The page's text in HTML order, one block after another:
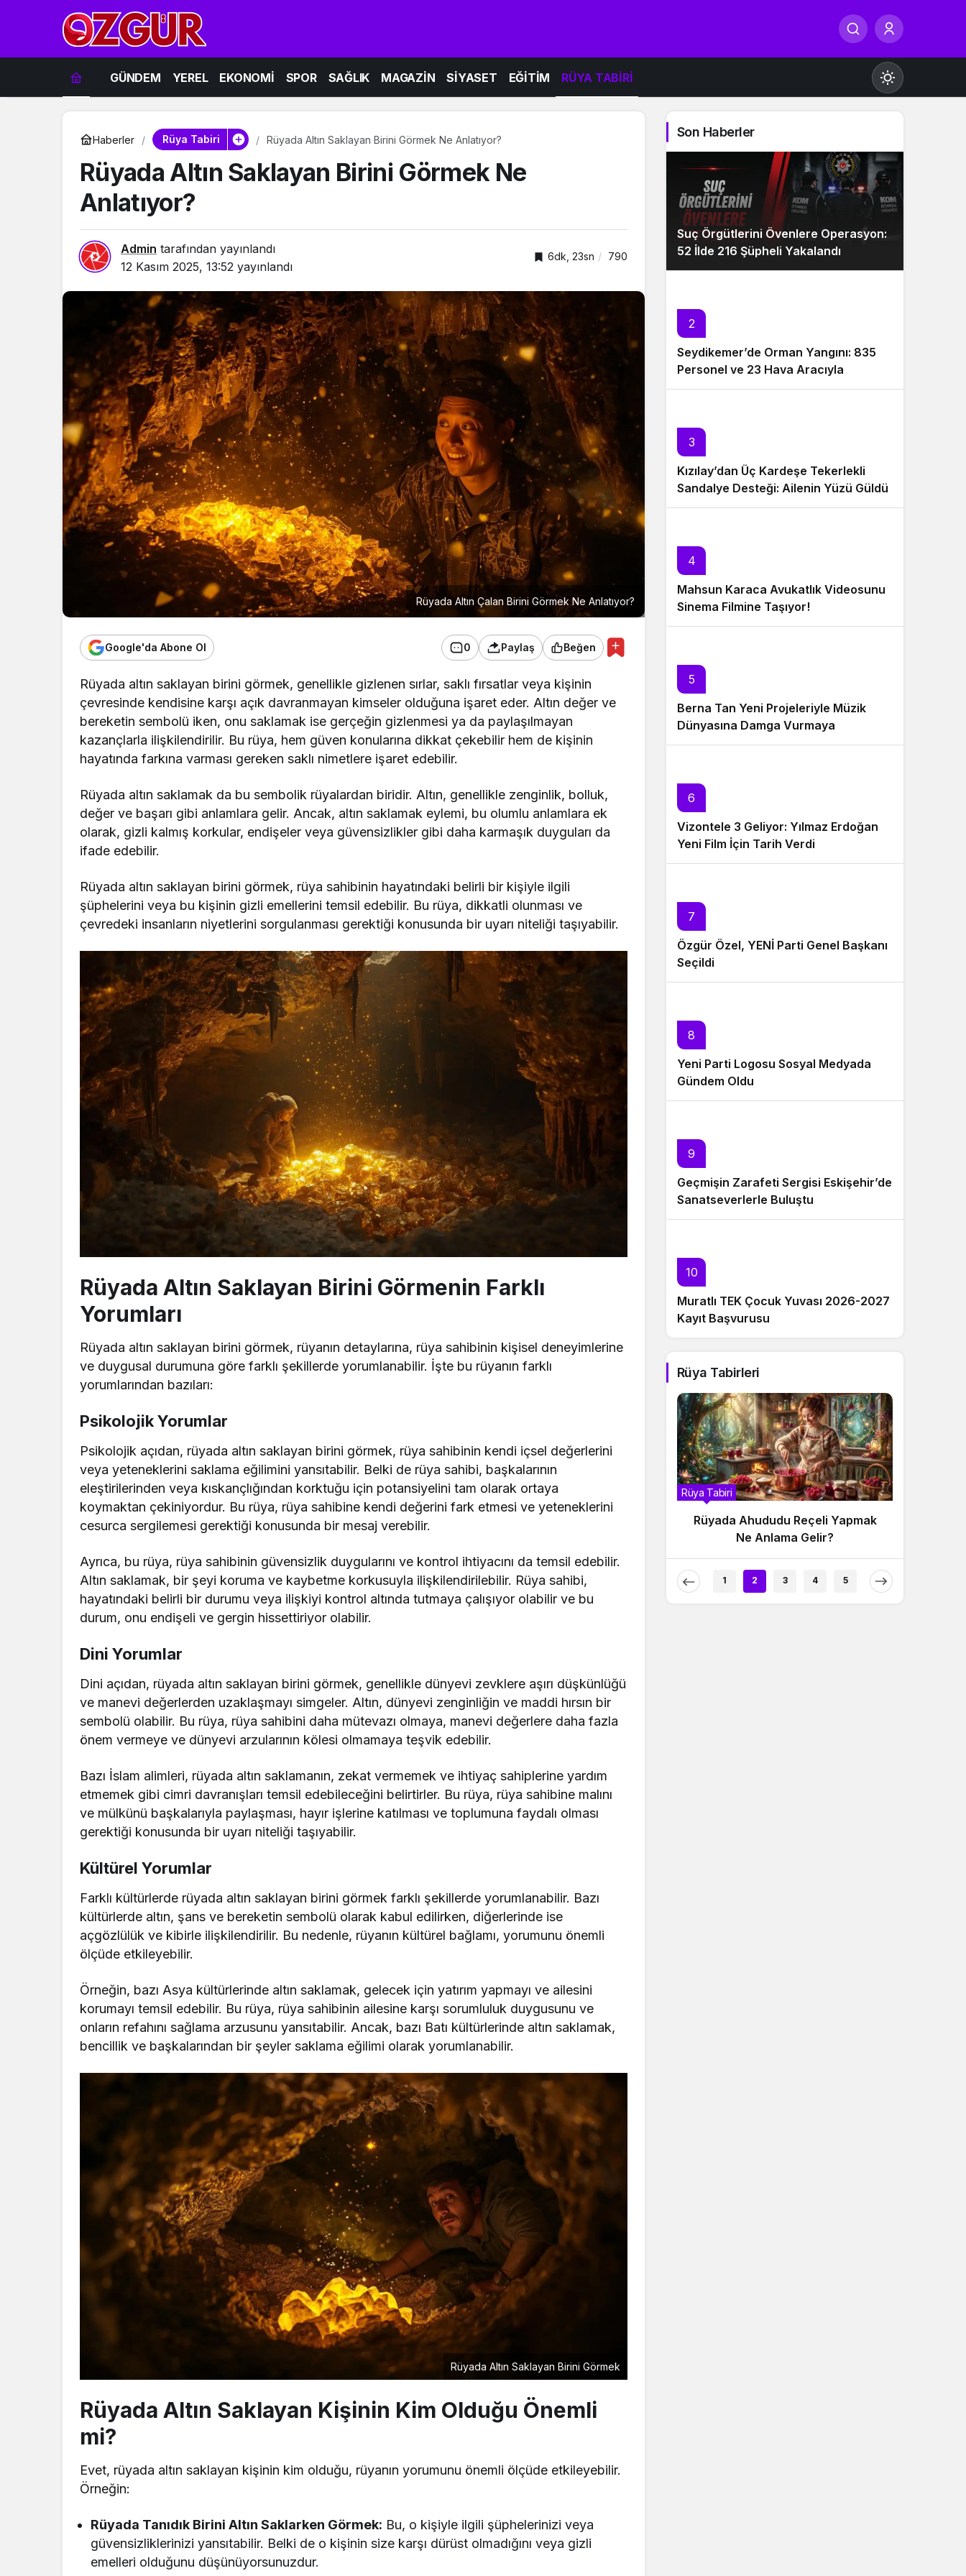
GÜNDEM YEREL EKONOMİ SPOR SAĞLIK MAGAZİN SİYASET EĞİTİM RÜYA TABİRİ
Gündüz Modu
Gündüz modunu seçin.
Gece Modu
Haberler Rüya Tabiri Rüyada Altın Saklayan Birini Görmek Ne Anlatıyor?
Rüyada Altın Saklayan Birini Görmek Ne
Anlatıyor?
Admin tarafından yayınlandı
12 Kasım 2025, 13:52 yayınlandı
6dk, 23sn 790
Rüyada Altın Çalan Birini Görmek Ne Anlatıyor?
Google'da Abone Ol 0 Paylaş Beğen
Rüyada altın saklayan birini görmek, genellikle gizlenen sırlar, saklı fırsatlar veya kişinin
çevresinde kendisine karşı açık davranmayan kimseler olduğuna işaret eder. Altın değer ve
bereketin sembolü iken, onu saklamak ise gerçeğin gizlenmesi ya da paylaşılmayan
kazançlarla ilişkilendirilir. Bu rüya, hem güven konularına dikkat çekebilir hem de kişinin
hayatında farkına varması gereken saklı nimetlere işaret edebilir.
Rüyada altın saklamak da bu sembolik rüyalardan biridir. Altın, genellikle zenginlik, bolluk,
değer ve başarı gibi anlamlara gelir. Ancak, altın saklamak eylemi, bu olumlu anlamlara ek
olarak, gizli kalmış korkular, endişeler veya güvensizlikler gibi daha karmaşık duyguları da
ifade edebilir.
Rüyada altın saklayan birini görmek, rüya sahibinin hayatındaki belirli bir kişiyle ilgili
şüphelerini veya bu kişinin gizli emellerini temsil edebilir. Bu rüya, dikkatli olunması ve
çevredeki insanların niyetlerini sorgulanması gerektiği konusunda bir uyarı niteliği taşıyabilir.
Rüyada Altın Saklayan Birini Görmenin Farklı
Yorumları
Rüyada altın saklayan birini görmek, rüyanın detaylarına, rüya sahibinin kişisel deneyimlerine
ve duygusal durumuna göre farklı şekillerde yorumlanabilir. İşte bu rüyanın farklı
yorumlarından bazıları:
Psikolojik Yorumlar
Psikolojik açıdan, rüyada altın saklayan birini görmek, rüya sahibinin kendi içsel değerlerini
veya yeteneklerini saklama eğilimini yansıtabilir. Belki de rüya sahibi, başkalarının
eleştirilerinden veya kıskançlığından korktuğu için potansiyelini tam olarak ortaya
koymaktan çekiniyordur. Bu rüya, rüya sahibine kendi değerini fark etmesi ve yeteneklerini
cesurca sergilemesi gerektiği konusunda bir mesaj verebilir.
Ayrıca, bu rüya, rüya sahibinin güvensizlik duygularını ve kontrol ihtiyacını da temsil edebilir.
Altın saklamak, bir şeyi koruma ve kaybetme korkusuyla ilişkilendirilebilir. Rüya sahibi,
hayatındaki belirli bir durumu veya ilişkiyi kontrol altında tutmaya çalışıyor olabilir ve bu
durum, onu endişeli ve gergin hissettiriyor olabilir.
Dini Yorumlar
Dini açıdan, rüyada altın saklayan birini görmek, genellikle dünyevi zevklere aşırı düşkünlüğü
ve manevi değerlerden uzaklaşmayı simgeler. Altın, dünyevi zenginliğin ve maddi hırsın bir
sembolü olabilir. Bu rüya, rüya sahibini daha mütevazı olmaya, manevi değerlere daha fazla
önem vermeye ve dünyevi arzularının kölesi olmamaya teşvik edebilir.
Bazı İslam alimleri, rüyada altın saklamanın, zekat vermemek ve ihtiyaç sahiplerine yardım
etmemek gibi cimri davranışları temsil edebileceğini belirtirler. Bu rüya, rüya sahibine malını
ve mülkünü başkalarıyla paylaşması, hayır işlerine katılması ve toplumuna faydalı olması
gerektiği konusunda bir uyarı niteliği taşıyabilir.
Kültürel Yorumlar
Farklı kültürlerde rüyada altın saklayan birini görmek farklı şekillerde yorumlanabilir. Bazı
kültürlerde altın, şans ve bereketin sembolü olarak kabul edilirken, diğerlerinde ise
açgözlülük ve kibirle ilişkilendirilir. Bu nedenle, rüyanın kültürel bağlamı, yorumunu önemli
ölçüde etkileyebilir.
Örneğin, bazı Asya kültürlerinde altın saklamak, gelecek için yatırım yapmayı ve ailesini
korumayı temsil edebilir. Bu rüya, rüya sahibinin ailesine karşı sorumluluk duygusunu ve
onların refahını sağlama arzusunu yansıtabilir. Ancak, bazı Batı kültürlerinde altın saklamak,
bencillik ve başkalarından bir şeyler saklama eğilimi olarak yorumlanabilir.
Rüyada Altın Saklayan Birini Görmek
Rüyada Altın Saklayan Kişinin Kim Olduğu Önemli
mi?
Evet, rüyada altın saklayan kişinin kim olduğu, rüyanın yorumunu önemli ölçüde etkileyebilir.
Örneğin:
Rüyada Tanıdık Birini Altın Saklarken Görmek: Bu, o kişiyle ilgili şüphelerinizi veya
güvensizliklerinizi yansıtabilir. Belki de o kişinin size karşı dürüst olmadığını veya gizli
emelleri olduğunu düşünüyorsunuzdur.
Son Haberler
Suç Örgütlerini Övenlere Operasyon:
52 İlde 216 Şüpheli Yakalandı
2
Seydikemer’de Orman Yangını: 835
Personel ve 23 Hava Aracıyla
Müdahale Sürüyor
3
Kızılay’dan Üç Kardeşe Tekerlekli
Sandalye Desteği: Ailenin Yüzü Güldü
4
Mahsun Karaca Avukatlık Videosunu
Sinema Filmine Taşıyor!
5
Berna Tan Yeni Projeleriyle Müzik
Dünyasına Damga Vurmaya
Hazırlanıyor
6
Vizontele 3 Geliyor: Yılmaz Erdoğan
Yeni Film İçin Tarih Verdi
7
Özgür Özel, YENİ Parti Genel Başkanı
Seçildi
8
Yeni Parti Logosu Sosyal Medyada
Gündem Oldu
9
Geçmişin Zarafeti Sergisi Eskişehir’de
Sanatseverlerle Buluştu
10
Muratlı TEK Çocuk Yuvası 2026-2027
Kayıt Başvurusu
Rüya Tabirleri
Rüya Tabiri
Rüyada Ahududu Reçeli Almak Ne
Anlama Gelir? Detaylı Tabirler
Rüya Tabiri Rüya Tabiri
Rüyada Ahududu Reçeli Yemek Ne
Anlama Gelir?
1 2 3 4 5